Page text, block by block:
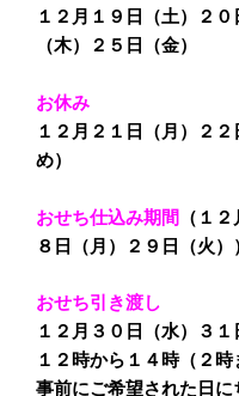
１２月１９日（土）２
（木）２５日（金）
お休み
１２月２１日（月）２
め）
おせち仕込み期間
（１
８日（月）２９日（火）
おせち引き渡し
１２月３０日（水）３１
１２時から１４時（２時
事前にご希望された日